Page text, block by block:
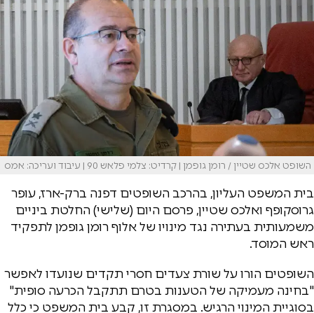
השופט אלכס שטיין / רומן גופמן | קרדיט: צלמי פלאש 90 | עיבוד ועריכה: אמס
בית המשפט העליון, בהרכב השופטים דפנה ברק-ארז, עופר
גרוסקופף ואלכס שטיין, פרסם היום (שלישי) החלטת ביניים
משמעותית בעתירה נגד מינויו של אלוף רומן גופמן לתפקיד
ראש המוסד.
השופטים הורו על שורת צעדים חסרי תקדים שנועדו לאפשר
"בחינה מעמיקה של הטענות בטרם תתקבל הכרעה סופית"
בסוגיית המינוי הרגיש. במסגרת זו, קבע בית המשפט כי כלל